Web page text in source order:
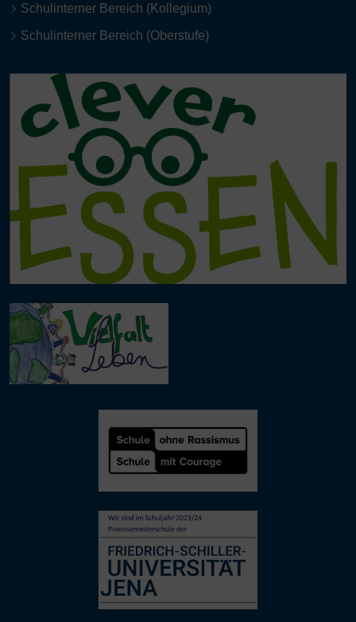
Schulinterner Bereich (Kollegium)
Schulinterner Bereich (Oberstufe)